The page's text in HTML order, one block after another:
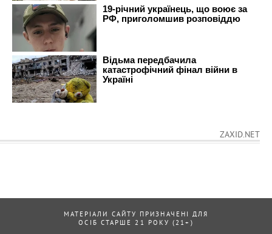
ZAXID.NET
МАТЕРІАЛИ САЙТУ ПРИЗНАЧЕНІ ДЛЯ
ОСІБ СТАРШЕ 21 РОКУ (21+)